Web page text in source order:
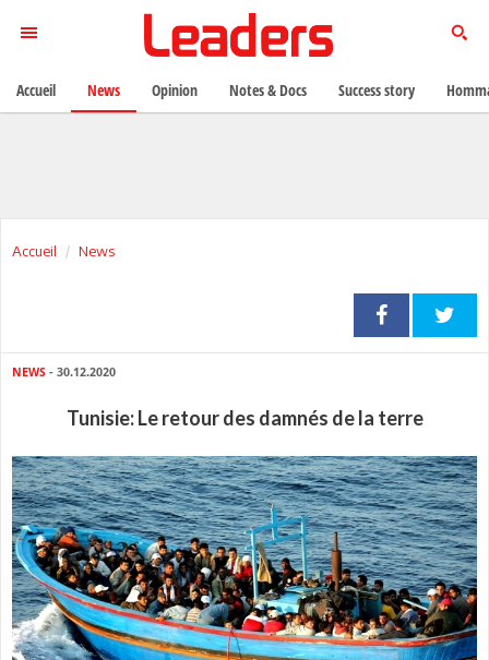
Accueil News
NEWS - 30.12.2020
Tunisie: Le retour des damnés de la terre
Accueil News Opinion Notes & Docs Success story